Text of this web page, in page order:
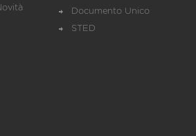
Documento Unico
STED